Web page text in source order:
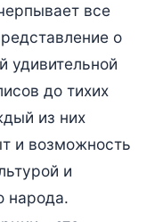
все
о
удивительной
до тихих
из них
и возможность
и
народа.